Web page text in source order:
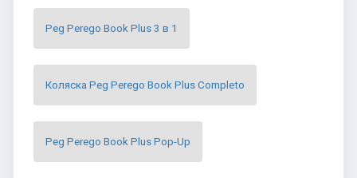
Peg Perego Book Plus 3 в 1
Коляска Peg Perego Book Plus Completo
Peg Perego Book Plus Pop-Up